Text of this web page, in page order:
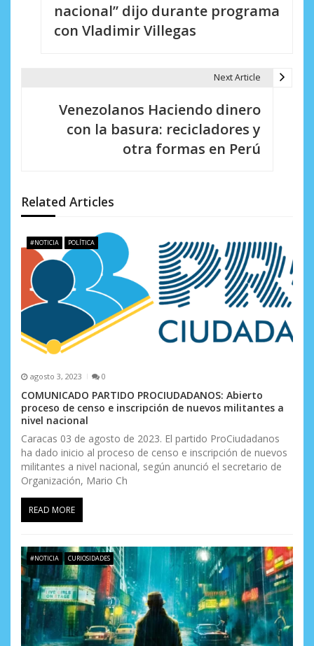
e
e
r
a
a
s
nacional” dijo durante programa
con Vladimir Villegas
Next Article
Venezolanos Haciendo dinero
con la basura: recicladores y
otra formas en Perú
Related Articles
#NOTICIA POLÍTICA
agosto 3, 2023 0
COMUNICADO PARTIDO PROCIUDADANOS: Abierto
proceso de censo e inscripción de nuevos militantes a
nivel nacional
Caracas 03 de agosto de 2023. El partido ProCiudadanos
ha dado inicio al proceso de censo e inscripción de nuevos
militantes a nivel nacional, según anunció el secretario de
Organización, Mario Ch
READ MORE
#NOTICIA CURIOSIDADES